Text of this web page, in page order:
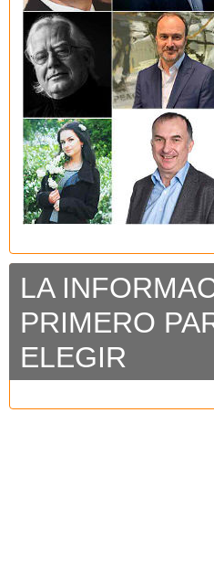
LA
PRIMERO
ELEGIR